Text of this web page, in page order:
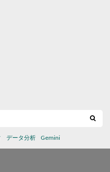
データ分析 Gemini